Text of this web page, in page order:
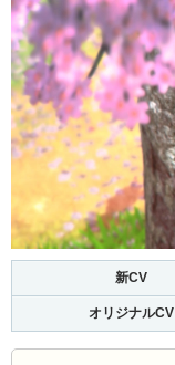
新CV
オリジナルCV